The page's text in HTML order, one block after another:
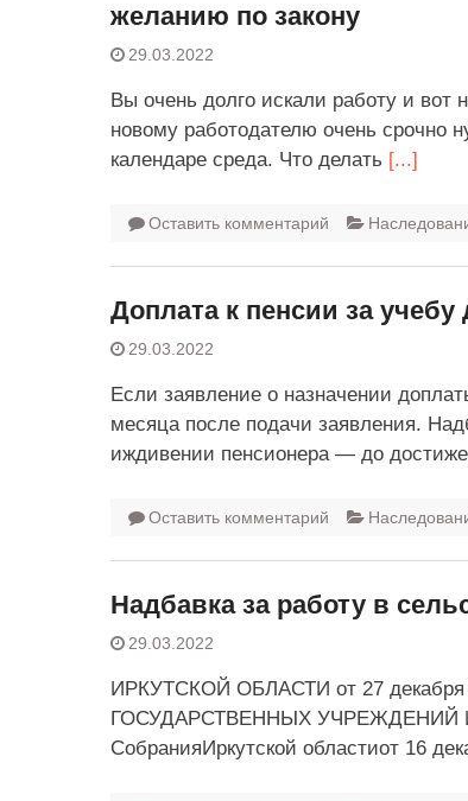
желанию по закону
29.03.2022
Вы очень долго искали работу и вот
новому работодателю очень срочно
календаре среда. Что делать [...]
Оставить комментарий
Доплата к пенсии за учебу
29.03.2022
Если заявление о назначении
месяца после подачи заявления.
иждивении пенсионера — до
Оставить комментарий
Надбавка за работу в
29.03.2022
ИРКУТСКОЙ ОБЛАСТИ от 27
ГОСУДАРСТВЕННЫХ УЧРЕЖДЕНИЙ
СобранияИркутской областиот 16